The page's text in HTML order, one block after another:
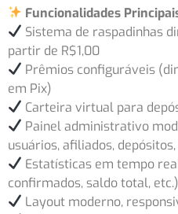
Funcionalidades
Sistema de raspadinhas
partir de R$1,00
Prêmios configuráveis
em Pix)
Carteira virtual para
Painel administrativo
usuários, afiliados,
Estatísticas em tempo
confirmados, saldo total, etc.)
Layout moderno,